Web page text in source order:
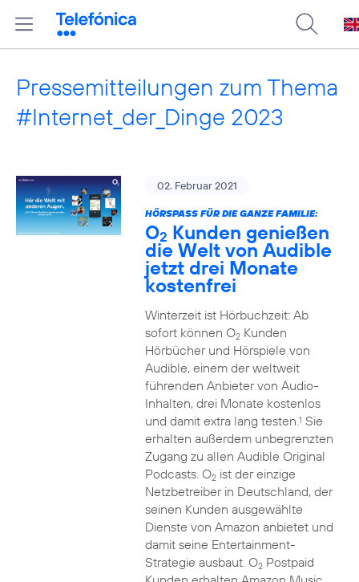
Pressemitteilungen zum Thema
#Internet_der_Dinge 2023
02. Februar 2021
HÖRSPASS FÜR DIE GANZE FAMILIE:
O2 Kunden genießen
die Welt von Audible
jetzt drei Monate
kostenfrei
Winterzeit ist Hörbuchzeit: Ab
sofort können O2Kunden
Hörbücher und Hörspiele von
Audible, einem der weltweit
führenden Anbieter von Audio-
Inhalten, drei Monate kostenlos
und damit extra lang testen.1 Sie
erhalten außerdem unbegrenzten
Zugang zu allen Audible Original
Podcasts. O2ist der einzige
Netzbetreiber in Deutschland, der
seinen Kunden ausgewählte
Dienste von Amazon anbietet und
damit seine Entertainment-
Strategie ausbaut. O2Postpaid